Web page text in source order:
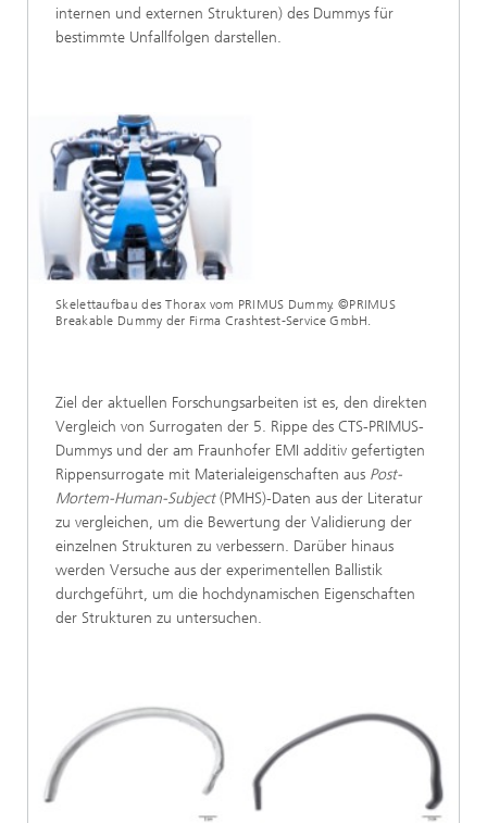
internen und externen Strukturen) des Dummys für
bestimmte Unfallfolgen darstellen.
Skelettaufbau des Thorax vom PRIMUS Dummy. ©PRIMUS
Breakable Dummy der Firma Crashtest-Service GmbH.
Ziel der aktuellen Forschungsarbeiten ist es, den direkten
Vergleich von Surrogaten der 5. Rippe des CTS-PRIMUS-
Dummys und der am Fraunhofer EMI additiv gefertigten
Rippensurrogate mit Materialeigenschaften aus Post-
Mortem-Human-Subject(PMHS)-Daten aus der Literatur
zu vergleichen, um die Bewertung der Validierung der
einzelnen Strukturen zu verbessern. Darüber hinaus
werden Versuche aus der experimentellen Ballistik
durchgeführt, um die hochdynamischen Eigenschaften
der Strukturen zu untersuchen.